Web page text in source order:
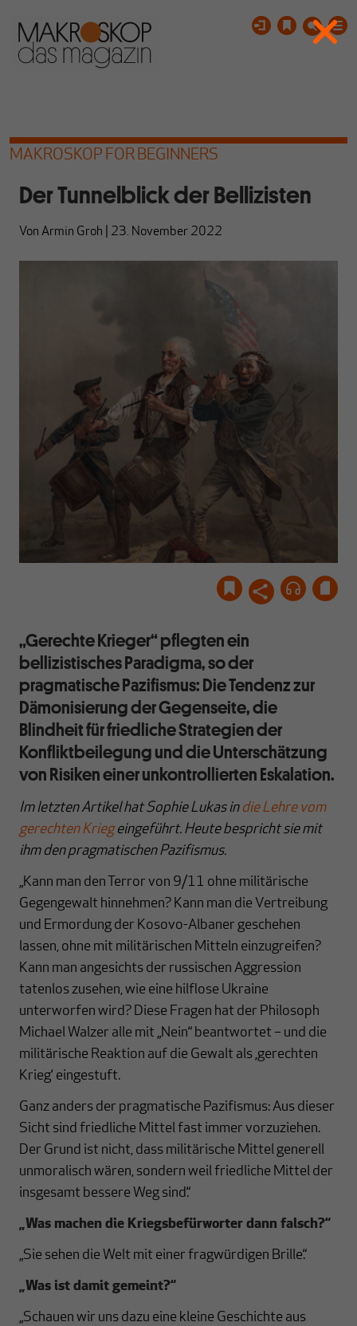
MAKROSKOP FOR BEGINNERS
Der Tunnelblick der Bellizisten
Von Armin Groh 23. November 2022
„Gerechte Krieger“ pflegten ein
bellizistisches Paradigma, so der
pragmatische Pazifismus: Die Tendenz zur
Dämonisierung der Gegenseite, die
Blindheit für friedliche Strategien der
Konfliktbeilegung und die Unterschätzung
von Risiken einer unkontrollierten Eskalation.
Im letzten Artikel hat Sophie Lukas in die Lehre vom
gerechten Kriegeingeführt. Heute bespricht sie mit
ihm den pragmatischen Pazifismus.
„Kann man den Terror von 9/11 ohne militärische
Gegengewalt hinnehmen? Kann man die Vertreibung
und Ermordung der Kosovo-Albaner geschehen
lassen, ohne mit militärischen Mitteln einzugreifen?
Kann man angesichts der russischen Aggression
tatenlos zusehen, wie eine hilflose Ukraine
unterworfen wird? Diese Fragen hat der Philosoph
Michael Walzer alle mit „Nein“ beantwortet – und die
militärische Reaktion auf die Gewalt als ‚gerechten
Krieg‘ eingestuft.
Ganz anders der pragmatische Pazifismus: Aus dieser
Sicht sind friedliche Mittel fast immer vorzuziehen.
Der Grund ist nicht, dass militärische Mittel generell
unmoralisch wären, sondern weil friedliche Mittel der
insgesamt bessere Weg sind.“
„Was machen die Kriegsbefürworter dann falsch?“
„Sie sehen die Welt mit einer fragwürdigen Brille.“
„Was ist damit gemeint?“
„Schauen wir uns dazu eine kleine Geschichte aus